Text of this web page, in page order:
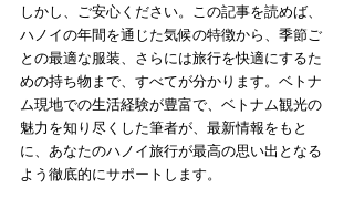
しかし、ご安心ください。この記事を読めば、
ハノイの年間を通じた気候の特徴から、季節ご
との最適な服装、さらには旅行を快適にするた
めの持ち物まで、すべてが分かります。ベトナ
ム現地での生活経験が豊富で、ベトナム観光の
魅力を知り尽くした筆者が、最新情報をもと
に、あなたのハノイ旅行が最高の思い出となる
よう徹底的にサポートします。